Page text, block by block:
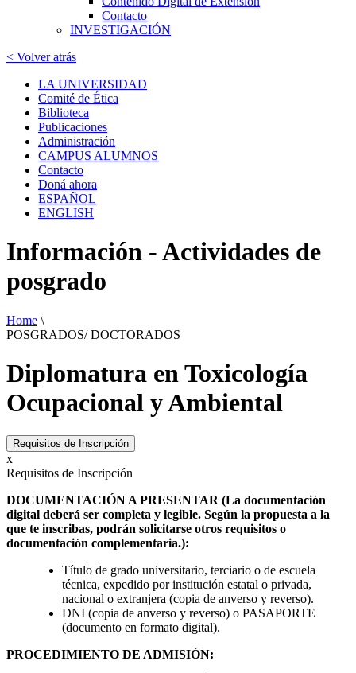
Contacto
INVESTIGACIÓN
< Volver atrás
LA UNIVERSIDAD
Comité de Ética
Biblioteca
Publicaciones
Administración
CAMPUS ALUMNOS
Contacto
Doná ahora
ESPAÑOL
ENGLISH
Información - Actividades de
posgrado
Home \
POSGRADOS/ DOCTORADOS
Diplomatura en Toxicología
Ocupacional y Ambiental
Requisitos de Inscripción
x
Requisitos de Inscripción
DOCUMENTACIÓN A PRESENTAR (La documentación
digital deberá ser completa y legible. Según la propuesta a la
que te inscribas, podrán solicitarse otros requisitos o
documentación complementaria.):
Título de grado universitario, terciario o de escuela
técnica, expedido por institución estatal o privada,
nacional o extranjera (copia de anverso y reverso).
DNI (copia de anverso y reverso) o PASAPORTE
(documento en formato digital).
PROCEDIMIENTO DE ADMISIÓN: